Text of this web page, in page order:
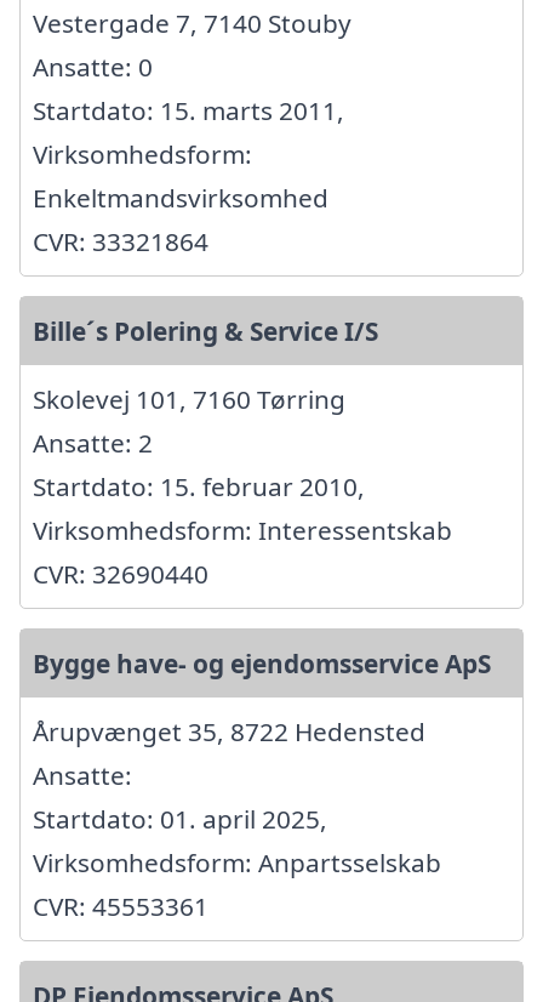
Vestergade 7, 7140 Stouby
Ansatte: 0
Startdato: 15. marts 2011,
Virksomhedsform:
Enkeltmandsvirksomhed
CVR: 33321864
Bille´s Polering & Service I/S
Skolevej 101, 7160 Tørring
Ansatte: 2
Startdato: 15. februar 2010,
Virksomhedsform: Interessentskab
CVR: 32690440
Bygge have- og ejendomsservice ApS
Årupvænget 35, 8722 Hedensted
Ansatte:
Startdato: 01. april 2025,
Virksomhedsform: Anpartsselskab
CVR: 45553361